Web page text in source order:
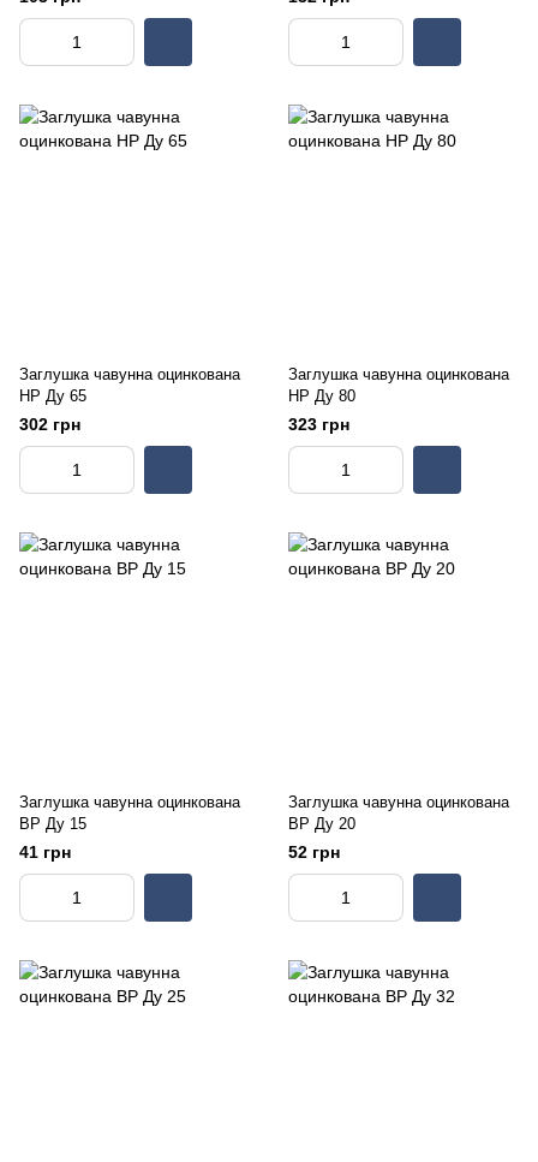
Заглушка чавунна оцинкована
НР Ду 65
302 грн
Заглушка чавунна оцинкована
НР Ду 80
323 грн
Заглушка чавунна оцинкована
ВР Ду 15
41 грн
Заглушка чавунна оцинкована
ВР Ду 20
52 грн